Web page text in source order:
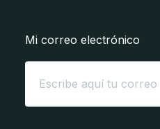
Mi correo electrónico